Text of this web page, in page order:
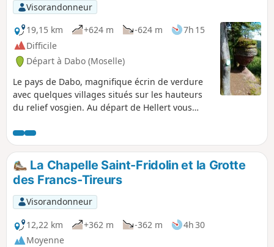
Visorandonneur
19,15 km
+624 m -624 m
7h 15
Difficile
Départ à Dabo (Moselle)
Le pays de Dabo, magnifique écrin de verdure
avec quelques villages situés sur les hauteurs
du relief vosgien. Au départ de Hellert vous
baptistère, les rochers du Pfannenfels et du
Sickerkopf d'où une magnifique vue s'offre sur
Dabo et son rocher, la borne frontière de St
Martin et enfin les maisons troglodytes.
La Chapelle Saint-Fridolin et la Grotte
des Francs-Tireurs
Visorandonneur
12,22 km
+362 m -362 m
4h 30
Moyenne